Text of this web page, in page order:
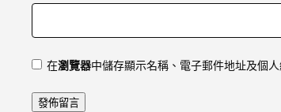
在瀏覽器中儲存顯示名稱、電子郵件地址及個